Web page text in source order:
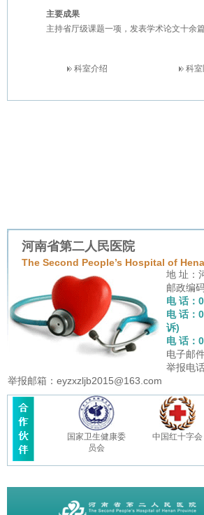
主要成果
主持省厅级课题一项，发表学术论文十余篇
科室介绍 科
河南省第二人民医院
The Second People’s Hospital of
地 址：
邮政编
电 话：
电 话：
诉)
电 话：
电子邮
举报电
举报邮箱：eyzxzljb2015@163.com
国家卫生健康委
员会
中国红十字会